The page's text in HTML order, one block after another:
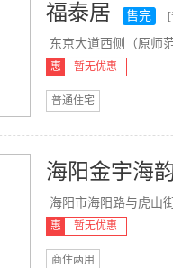
福泰居 售完
东京大道西侧（原师
惠
暂无优惠
普通住宅
海阳金宇海
海阳市海阳路与虎山
惠
暂无优惠
商住两用